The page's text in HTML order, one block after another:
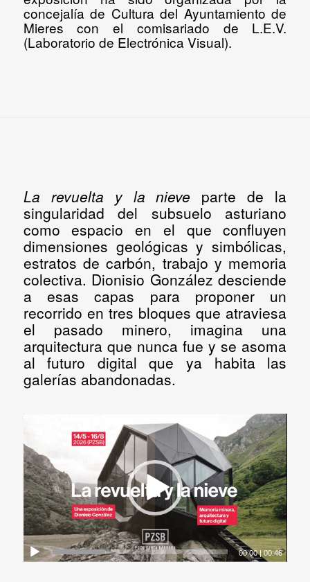
concejalía de Cultura del Ayuntamiento de
Mieres con el comisariado de L.E.V.
(Laboratorio de Electrónica Visual).
La revuelta y la nieve parte de la
singularidad del subsuelo asturiano
como espacio en el que confluyen
dimensiones geológicas y simbólicas,
estratos de carbón, trabajo y memoria
colectiva. Dionisio González desciende
a esas capas para proponer un
recorrido en tres bloques que atraviesa
el pasado minero, imagina una
arquitectura que nunca fue y se asoma
al futuro digital que ya habita las
galerías abandonadas.
00:00|00:46